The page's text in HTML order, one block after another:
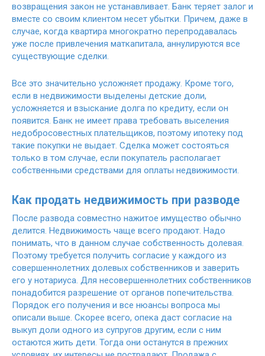
возвращения закон не устанавливает. Банк теряет залог и
вместе со своим клиентом несет убытки. Причем, даже в
случае, когда квартира многократно перепродавалась
уже после привлечения маткапитала, аннулируются все
существующие сделки.
Все это значительно усложняет продажу. Кроме того,
если в недвижимости выделены детские доли,
усложняется и взыскание долга по кредиту, если он
появится. Банк не имеет права требовать выселения
недобросовестных плательщиков, поэтому ипотеку под
такие покупки не выдает. Сделка может состояться
только в том случае, если покупатель располагает
собственными средствами для оплаты недвижимости.
Как продать недвижимость при разводе
После развода совместно нажитое имущество обычно
делится. Недвижимость чаще всего продают. Надо
понимать, что в данном случае собственность долевая.
Поэтому требуется получить согласие у каждого из
совершеннолетних долевых собственников и заверить
его у нотариуса. Для несовершеннолетних собственников
понадобится разрешение от органов попечительства.
Порядок его получения и все нюансы вопроса мы
описали выше. Скорее всего, опека даст согласие на
выкуп доли одного из супругов другим, если с ним
остаются жить дети. Тогда они останутся в прежних